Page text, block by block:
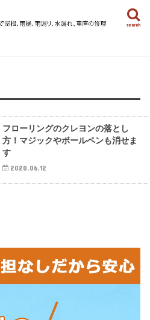
search
フローリングのクレヨンの落とし
方！マジックやボールペンも消せま
す
2020.06.12